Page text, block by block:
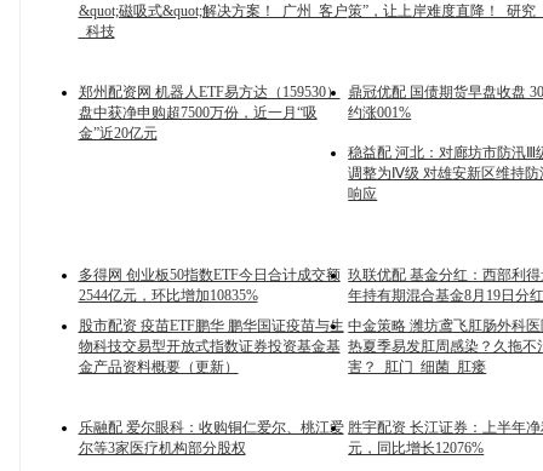
&quot;磁吸式&quot;解决方案！_广州_客户
_科技
策”，让上岸难度直降！_研究
郑州配资网 机器人ETF易方达（159530）
盘中获净申购超7500万份，近一月“吸
金”近20亿元
鼎冠优配 国债期货早盘收盘
约涨001%
稳益配 河北：对廊坊市防汛Ⅲ
调整为Ⅳ级 对雄安新区维持
响应
多得网 创业板50指数ETF今日合计成交额
2544亿元，环比增加10835%
玖联优配 基金分红：西部利
年持有期混合基金8月19日分
股市配资 疫苗ETF鹏华 鹏华国证疫苗与生
物科技交易型开放式指数证券投资基金基
金产品资料概要（更新）
中金策略 潍坊鸢飞肛肠外科
热夏季易发肛周感染？久拖不
害？_肛门_细菌_肛瘘
乐融配 爱尔眼科：收购铜仁爱尔、桃江爱
尔等3家医疗机构部分股权
胜宇配资 长江证券：上半年净
元，同比增长12076%